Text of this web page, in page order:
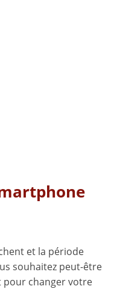
et la période
souhaitez peut-être
changer votre